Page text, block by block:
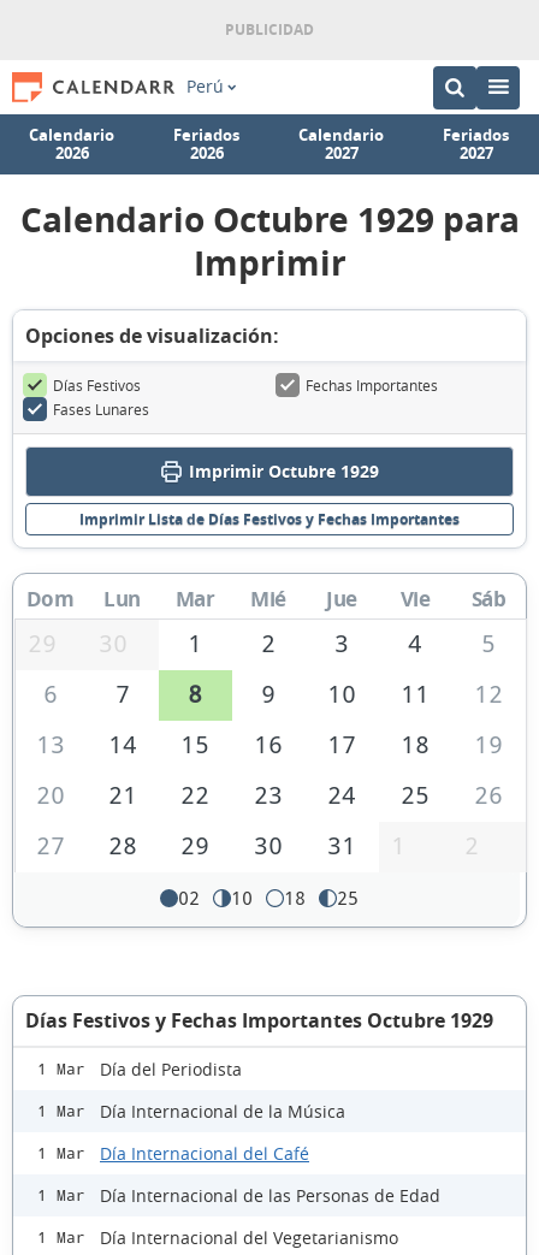
Perú
Calendario
2026
Feriados
2026
Calendario
2027
Feriados
2027
Calendario Octubre 1929 para
Imprimir
Opciones de visualización:
Días Festivos
Fechas Importantes
Fases Lunares
Imprimir Octubre 1929
Imprimir Lista de Días Festivos y Fechas Importantes
Dom Lun Mar Mié Jue Vie Sáb
29 30 1 2 3 4
5
6
7 8 9 10 11
12
13
14 15 16 17 18
19
20
21 22 23 24 25
26
27
28 29 30 31 1 2
02 10 18 25
Días Festivos y Fechas Importantes Octubre 1929
1 Mar Día del Periodista
1 Mar Día Internacional de la Música
1 Mar Día Internacional del Café
1 Mar Día Internacional de las Personas de Edad
1 Mar Día Internacional del Vegetarianismo